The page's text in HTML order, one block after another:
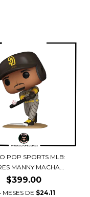
POP SPORTS MLB:
MANNY MACHA...
$399.00
MESES DE $24.11